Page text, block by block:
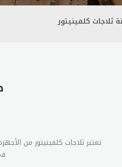
ثلاجات كلفينيتور
تعتبر ثلاجات كلفينيتور من